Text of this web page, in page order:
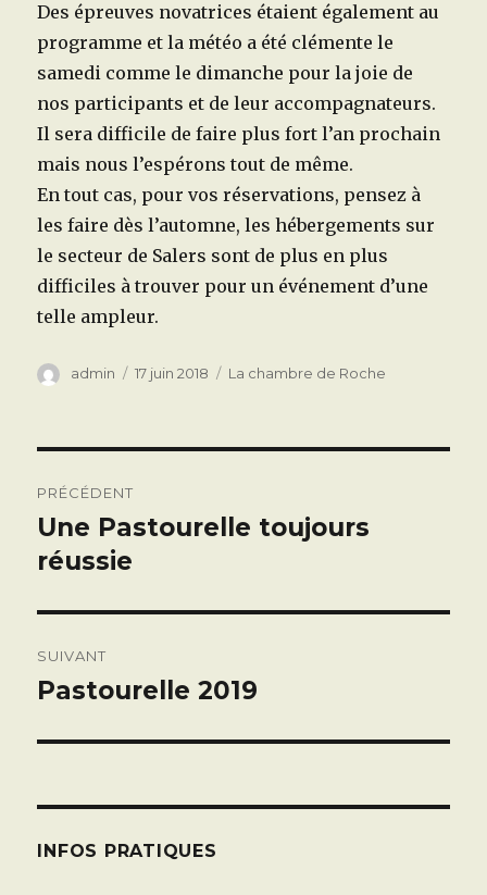
Des épreuves novatrices étaient également au
programme et la météo a été clémente le
samedi comme le dimanche pour la joie de
nos participants et de leur accompagnateurs.
Il sera difficile de faire plus fort l’an prochain
mais nous l’espérons tout de même.
En tout cas, pour vos réservations, pensez à
les faire dès l’automne, les hébergements sur
le secteur de Salers sont de plus en plus
difficiles à trouver pour un événement d’une
telle ampleur.
Auteur
admin
Publié
17 juin 2018 Catégories
La chambre de Roche
de
l’article
PRÉCÉDENT
Article
précédent :
Une Pastourelle toujours
réussie
SUIVANT
Article
Pastourelle 2019
INFOS PRATIQUES